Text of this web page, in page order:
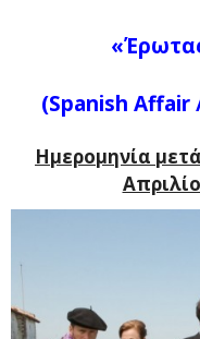
«
(Spanish Affair
Ημερομηνία